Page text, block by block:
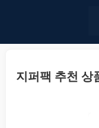
지퍼팩 추천